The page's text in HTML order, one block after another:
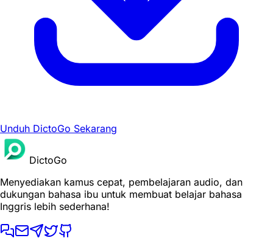
Unduh DictoGo Sekarang
DictoGo
Menyediakan kamus cepat, pembelajaran audio, dan
dukungan bahasa ibu untuk membuat belajar bahasa
Inggris lebih sederhana!